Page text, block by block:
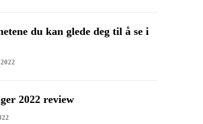
du kan glede deg til å se i
2022 review